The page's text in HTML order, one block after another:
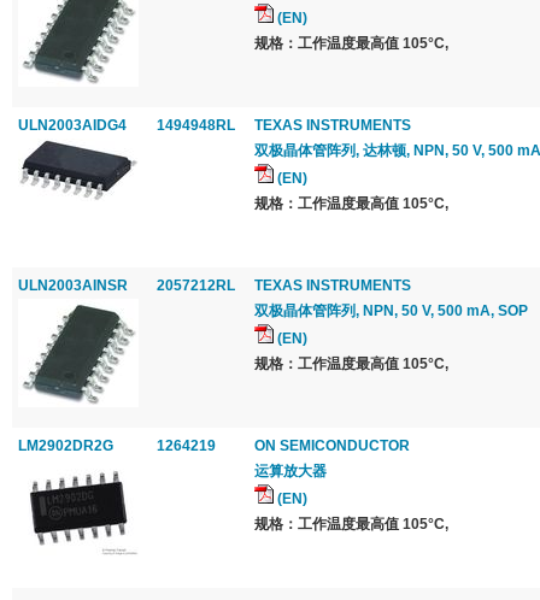
(EN)
规格：工作温度最高值 105°C,
ULN2003AIDG4 1494948RL
TEXAS INSTRUMENTS
双极晶体管阵列, 达林顿, NPN, 50 V, 500
(EN)
规格：工作温度最高值 105°C,
ULN2003AINSR 2057212RL
TEXAS INSTRUMENTS
双极晶体管阵列, NPN, 50 V, 500 mA, SOP
(EN)
规格：工作温度最高值 105°C,
LM2902DR2G 1264219
ON SEMICONDUCTOR
运算放大器
(EN)
规格：工作温度最高值 105°C,